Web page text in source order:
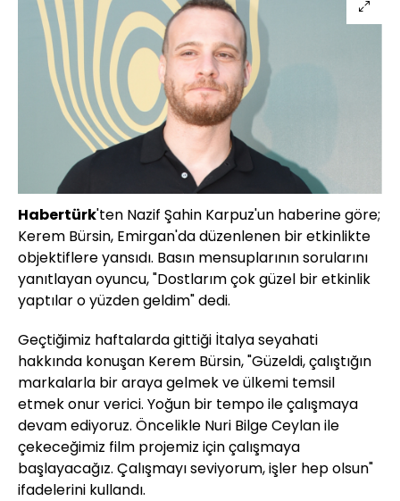
Habertürk'ten Nazif Şahin Karpuz'un haberine göre;
Kerem Bürsin, Emirgan'da düzenlenen bir etkinlikte
objektiflere yansıdı. Basın mensuplarının sorularını
yanıtlayan oyuncu, "Dostlarım çok güzel bir etkinlik
yaptılar o yüzden geldim" dedi.
Geçtiğimiz haftalarda gittiği İtalya seyahati
hakkında konuşan Kerem Bürsin, "Güzeldi, çalıştığın
markalarla bir araya gelmek ve ülkemi temsil
etmek onur verici. Yoğun bir tempo ile çalışmaya
devam ediyoruz. Öncelikle Nuri Bilge Ceylan ile
çekeceğimiz film projemiz için çalışmaya
başlayacağız. Çalışmayı seviyorum, işler hep olsun"
ifadelerini kullandı.